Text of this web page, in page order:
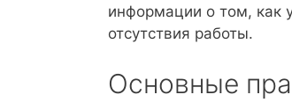
информации о том, как
отсутствия работы.
Основные